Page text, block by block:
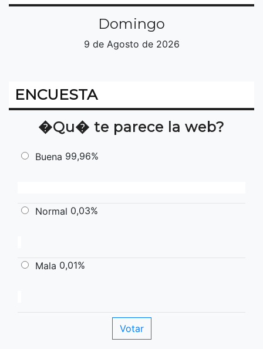
Domingo
9 de Agosto de 2026
ENCUESTA
�Qu� te parece la web?
Buena 99,96%
Normal 0,03%
Mala 0,01%